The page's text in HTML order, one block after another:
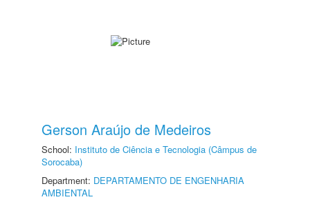
Gerson Araújo de Medeiros
School: Instituto de Ciência e Tecnologia (Câmpus de
Sorocaba)
Department: DEPARTAMENTO DE ENGENHARIA
AMBIENTAL